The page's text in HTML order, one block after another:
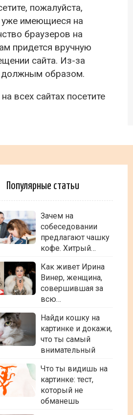
пожалуйста,
имеющиеся на
браузеров на
придется вручную
сайта. Из-за
должным образом.
всех сайтах посетите
Популярные статьи
Зачем на
собеседовании
предлагают чашку
кофе. Хитрый…
Как живет Ирина
Винер, женщина,
совершившая за
всю…
Найди кошку на
картинке и докажи,
что ты самый
внимательный
Что ты видишь на
картинке: тест,
который не
обманешь